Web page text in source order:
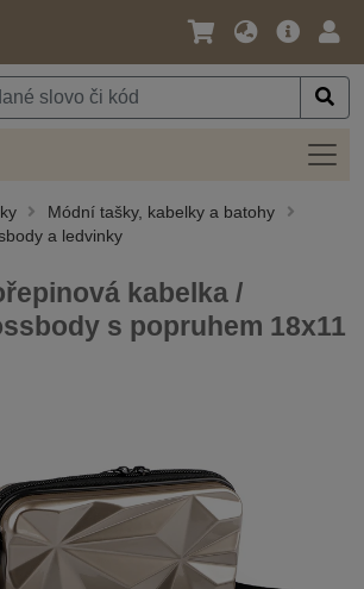
Jazyk
Měna
Hlavní
Módní tašky, kabelky a batohy
a ledvinky
kabelka /
s popruhem 18x11